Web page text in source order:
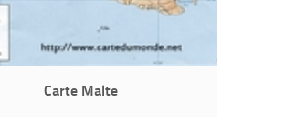
Carte Malte